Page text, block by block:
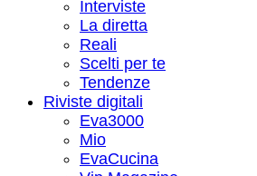
Interviste
La diretta
Reali
Scelti per te
Tendenze
Riviste digitali
Eva3000
Mio
EvaCucina